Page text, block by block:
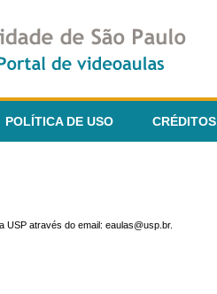
POLÍTICA DE USO CRÉDITOS
USP através do email: eaulas@usp.br.